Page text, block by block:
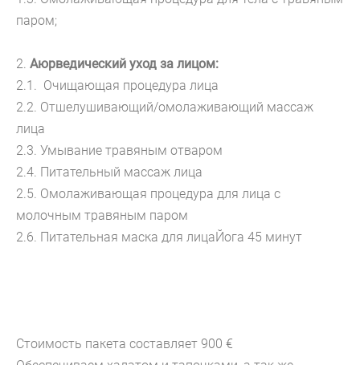
паром;
2. Аюрведический уход за лицом:
2.1. Очищающая процедура лица
2.2. Отшелушивающий/омолаживающий массаж
лица
2.3. Умывание травяным отваром
2.4. Питательный массаж лица
2.5. Омолаживающая процедура для лица с
молочным травяным паром
2.6. Питательная маска для лицаЙога 45 минут
Стоимость пакета составляет 900 €